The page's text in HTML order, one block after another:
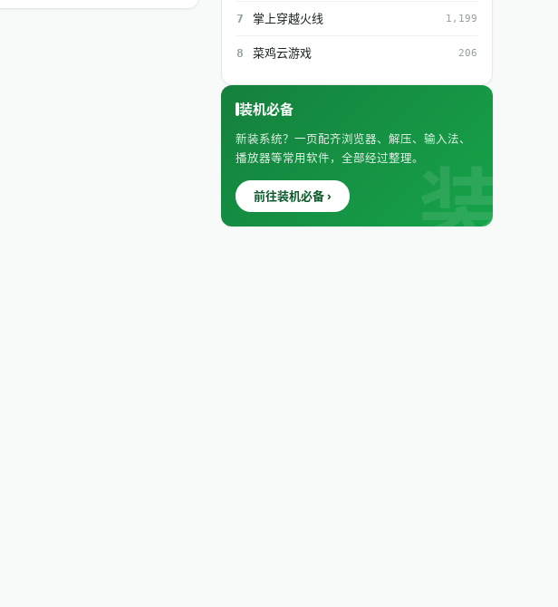
7 掌上穿越火线 1,199
8 菜鸡云游戏 206
装机必备
新装系统？一页配齐浏览器、解压、输入法、
播放器等常用软件，全部经过整理。
前往装机必备 ›